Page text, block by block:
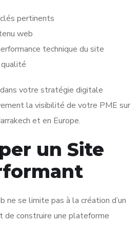
pertinents
web
technique du site
votre stratégie digitale
la visibilité de votre PME sur
et en Europe.
un Site
se limite pas à la création d’un
de construire une plateforme